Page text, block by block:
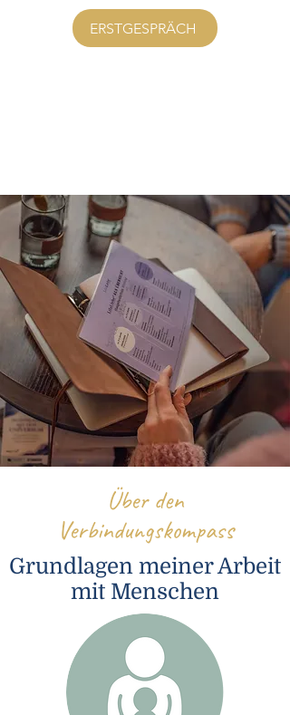
ERSTGESPRÄCH
Über den
Verbindungskompass
Grundlagen meiner Arbeit
mit Menschen